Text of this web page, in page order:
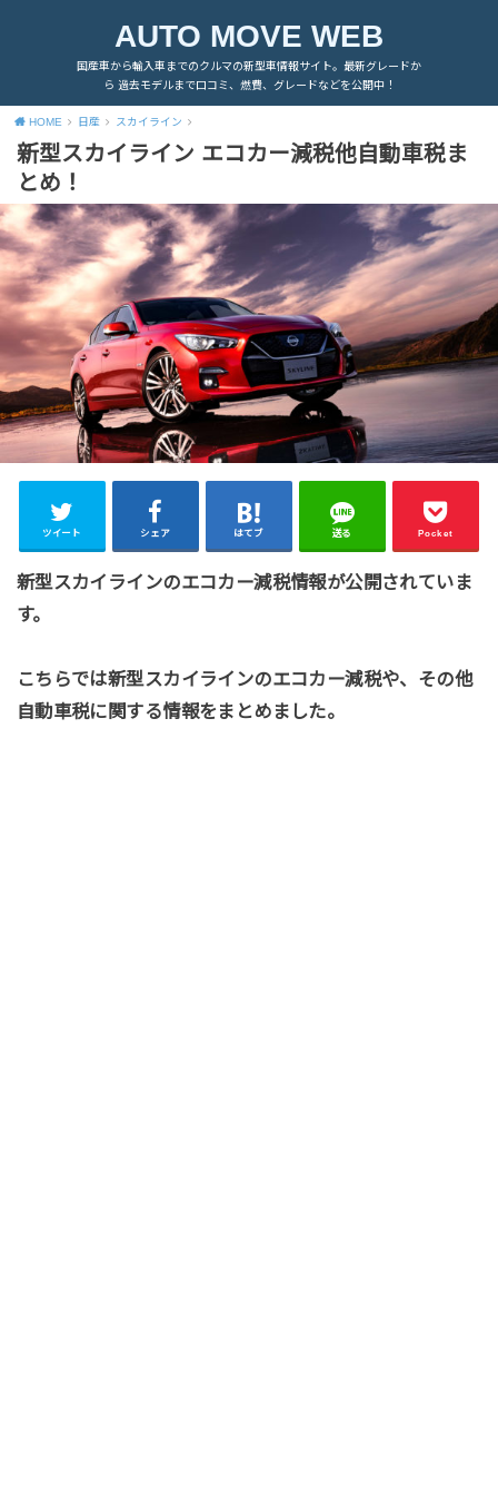
AUTO MOVE WEB
国産車から輸入車までのクルマの新型車情報サイト。最新グレードか
ら 過去モデルまで口コミ、燃費、グレードなどを公開中！
HOME 日産 スカイライン
新型スカイライン エコカー減税他自動車税ま
とめ！
ツイート シェア はてブ 送る Pocket
新型スカイラインのエコカー減税情報が公開されていま
す。
こちらでは新型スカイラインのエコカー減税や、その他
自動車税に関する情報をまとめました。